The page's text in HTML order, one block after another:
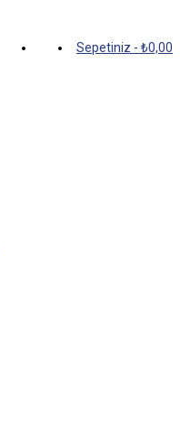
Sepetiniz - ₺0,00